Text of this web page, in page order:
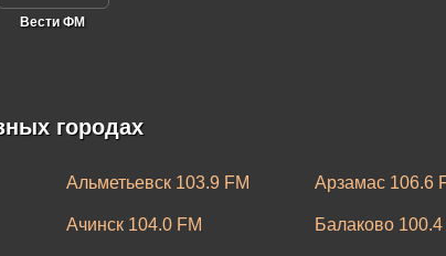
Вести ФМ
городах
Альметьевск 103.9 FM Арзамас 106.6
Ачинск 104.0 FM Балаково 100.4